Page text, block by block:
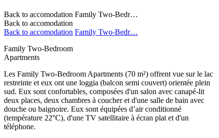
Back to accomodation Family Two-Bedr…
Back to accomodation
Back to accomodation Family Two-Bedr…
Family Two-Bedroom
Apartments
Les Family Two-Bedroom Apartments (70 m²) offrent vue sur le lac
restreinte et eux ont une loggia (balcon semi couvert) orientée plein
sud. Eux sont confortables, composées d'un salon avec canapé-lit
deux places, deux chambres à coucher et d'une salle de bain avec
douche ou baignoire. Eux sont équipées d’air conditionné
(température 22°C), d'une TV satellitaire à écran plat et d'un
téléphone.